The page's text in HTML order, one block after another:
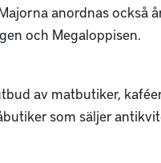
anordnas också
och Megaloppisen.
av matbutiker,
som säljer